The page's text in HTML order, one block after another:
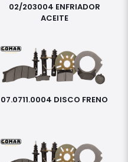
02/203004 ENFRIADOR
ACEITE
07.0711.0004 DISCO FRENO